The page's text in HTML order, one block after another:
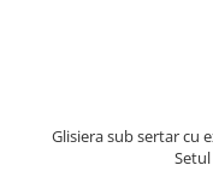
Sisteme si accesorii
Sisteme pentru usi
Accesorii dressing
Glisiera sub sertar cu